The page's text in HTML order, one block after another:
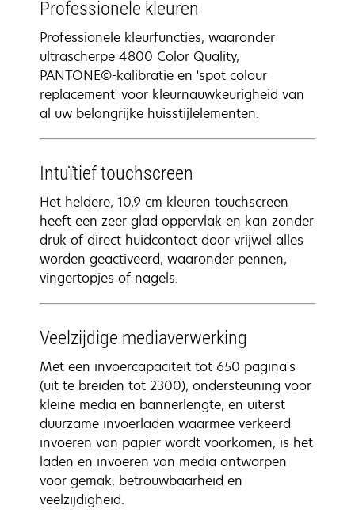
Professionele kleuren
Professionele kleurfuncties, waaronder
ultrascherpe 4800 Color Quality,
PANTONE©-kalibratie en 'spot colour
replacement' voor kleurnauwkeurigheid van
al uw belangrijke huisstijlelementen.
Intuïtief touchscreen
Het heldere, 10,9 cm kleuren touchscreen
heeft een zeer glad oppervlak en kan zonder
druk of direct huidcontact door vrijwel alles
worden geactiveerd, waaronder pennen,
vingertopjes of nagels.
Veelzijdige mediaverwerking
Met een invoercapaciteit tot 650 pagina's
(uit te breiden tot 2300), ondersteuning voor
kleine media en bannerlengte, en uiterst
duurzame invoerladen waarmee verkeerd
invoeren van papier wordt voorkomen, is het
laden en invoeren van media ontworpen
voor gemak, betrouwbaarheid en
veelzijdigheid.